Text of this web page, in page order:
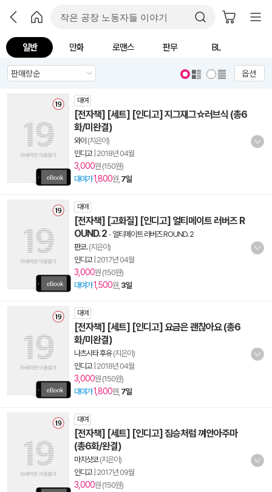
일반 만화 로맨스 판무 BL
옵션
대여
[전자책] [세트] [인디고] 지그재그☆러브식 (총6
화/미완결)
와이 (지은이)
인디고| 2018년 04월
3,000원 (150원)
대여가1,800원, 7일
대여
[전자책] [고화질] [인디고] 얼티메이트 러버즈 R
OUND. 2 - 얼티메이트 러버즈 ROUND. 2
판코.(지은이)
인디고| 2017년 04월
3,000원 (150원)
대여가1,500원, 3일
대여
[전자책] [세트] [인디고] 요금은 괜찮아요 (총6
화/미완결)
나츠시타 후유(지은이)
인디고| 2018년 04월
3,000원 (150원)
대여가1,800원, 7일
대여
[전자책] [세트] [인디고] 짐승처럼 껴안아주마
(총6화/완결)
마치삿코(지은이)
인디고| 2017년 09월
3,000원 (150원)